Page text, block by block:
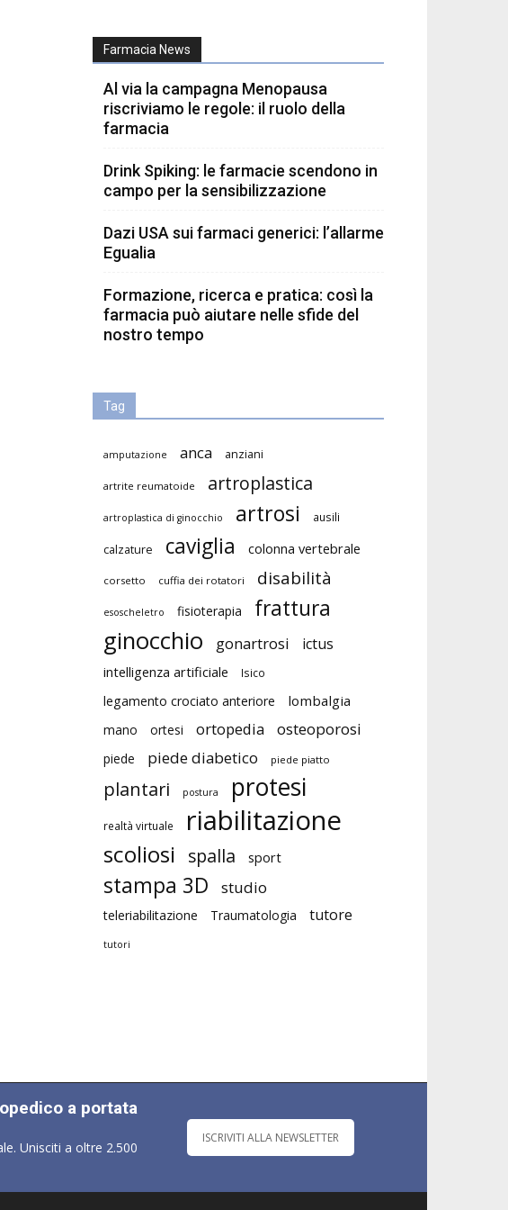
Farmacia News
Al via la campagna Menopausa
riscriviamo le regole: il ruolo della
farmacia
Drink Spiking: le farmacie scendono in
campo per la sensibilizzazione
Dazi USA sui farmaci generici: l’allarme
Egualia
Formazione, ricerca e pratica: così la
farmacia può aiutare nelle sfide del
nostro tempo
Tag
amputazione anca anziani
artrite reumatoide artroplastica
artroplastica di ginocchio artrosi ausili
calzature caviglia colonna vertebrale
corsetto cuffia dei rotatori disabilità
esoscheletro fisioterapia frattura
ginocchio gonartrosi ictus
intelligenza artificiale Isico
legamento crociato anteriore lombalgia
mano ortesi ortopedia osteoporosi
piede piede diabetico piede piatto
plantari postura protesi
realtà virtuale riabilitazione
scoliosi spalla sport
stampa 3D studio
teleriabilitazione Traumatologia tutore
tutori
a portata
Unisciti a oltre 2.500
ISCRIVITI ALLA NEWSLETTER